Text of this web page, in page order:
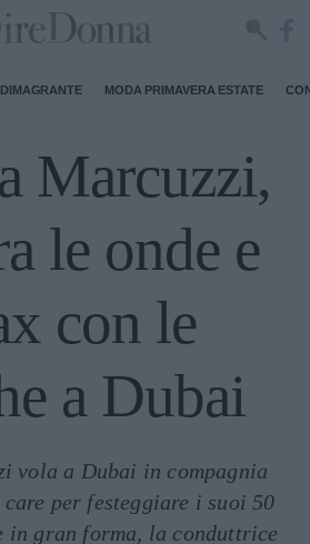
MODA PRIMAVERA ESTATE
Marcuzzi,
le onde e
con le
a Dubai
vola a Dubai in compagnia
per festeggiare i suoi 50
in gran forma, la conduttrice